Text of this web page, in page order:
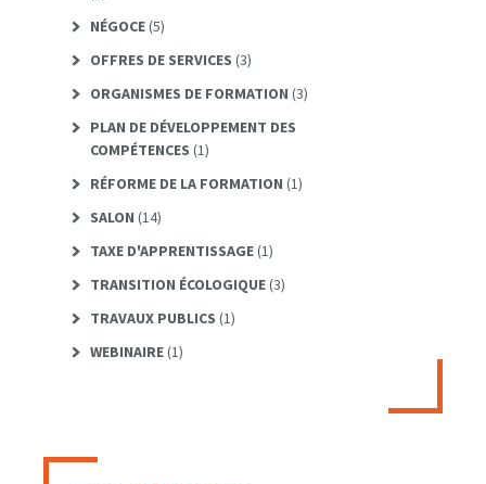
NÉGOCE(5)
OFFRES DE SERVICES (3)
ORGANISMES DE FORMATION (3)
PLAN DE DÉVELOPPEMENT DES
COMPÉTENCES (1)
RÉFORME DE LA FORMATION (1)
SALON (14)
TAXE D'APPRENTISSAGE(1)
TRANSITION ÉCOLOGIQUE(3)
TRAVAUX PUBLICS (1)
WEBINAIRE(1)